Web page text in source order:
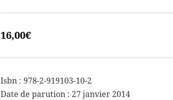
16,00€
Isbn : 978-2-919103-10-2
Date de parution : 27 janvier 2014